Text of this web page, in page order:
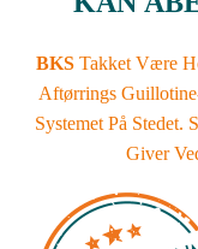
BKS Takket Være
Aftørrings
Systemet På Stedet.
Giver